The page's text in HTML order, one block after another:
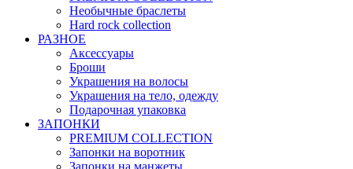
Необычные браслеты
Hard rock collection
РАЗНОЕ
Аксессуары
Броши
Украшения на волосы
Украшения на тело, одежду
Подарочная упаковка
ЗАПОНКИ
PREMIUM COLLECTION
Запонки на воротник
Запонки на манжеты